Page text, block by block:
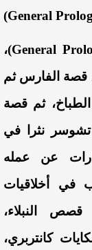
General)،
قصة الفارس ثم
الطباخ،ثم قصة
تشوسر نثرا
في
عن
عمله
في
أخلاقيات
قصص النبلاء،
كانتربري،